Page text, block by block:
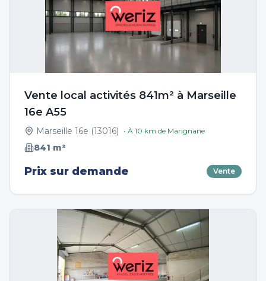
Vente local activités 841m² à Marseille
16e A55
Marseille 16e (13016) • À 10 km de Marignane
841 m²
Prix sur demande Vente